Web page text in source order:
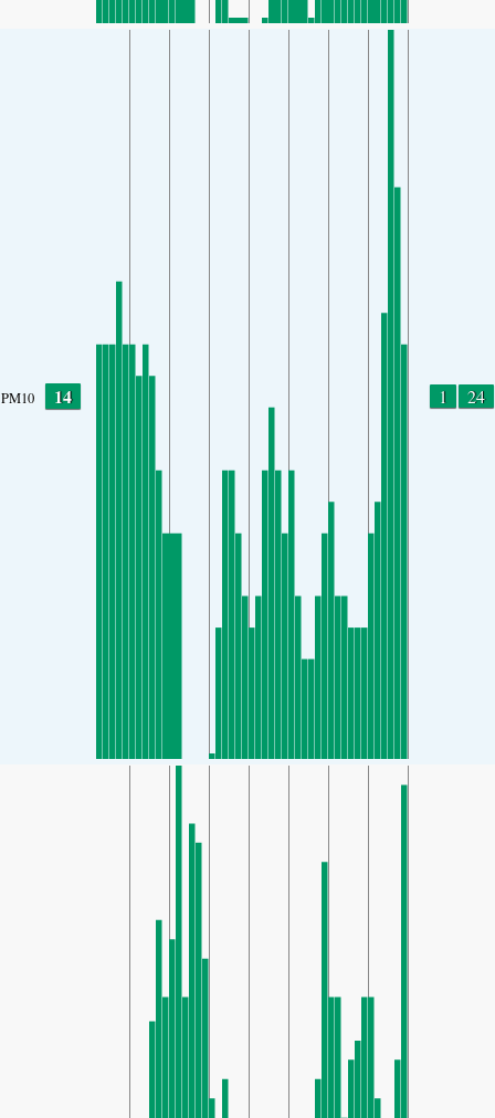
PM10 14 1 24